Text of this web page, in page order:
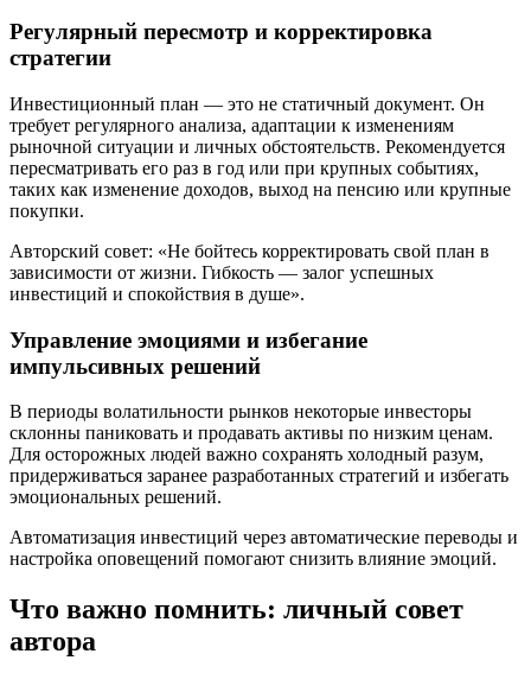
Регулярный пересмотр и корректировка
стратегии
Инвестиционный план — это не статичный документ. Он
требует регулярного анализа, адаптации к изменениям
рыночной ситуации и личных обстоятельств. Рекомендуется
пересматривать его раз в год или при крупных событиях,
таких как изменение доходов, выход на пенсию или крупные
покупки.
Авторский совет: «Не бойтесь корректировать свой план в
зависимости от жизни. Гибкость — залог успешных
инвестиций и спокойствия в душе».
Управление эмоциями и избегание
импульсивных решений
В периоды волатильности рынков некоторые инвесторы
склонны паниковать и продавать активы по низким ценам.
Для осторожных людей важно сохранять холодный разум,
придерживаться заранее разработанных стратегий и избегать
эмоциональных решений.
Автоматизация инвестиций через автоматические переводы и
настройка оповещений помогают снизить влияние эмоций.
Что важно помнить: личный совет
автора